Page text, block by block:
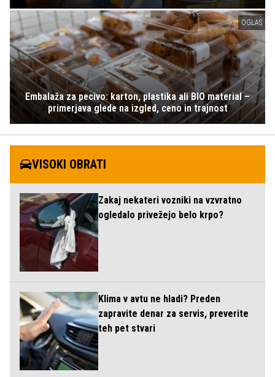
OGLAS
Embalaža za pecivo: karton, plastika ali BIO material –
primerjava glede na izgled, ceno in trajnost
VISOKI OBRATI
Zakaj nekateri vozniki na vzvratno
ogledalo privežejo belo krpo?
Klima v avtu ne hladi? Preden
zapravite denar za servis, preverite
teh pet stvari